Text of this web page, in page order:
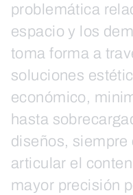
problemática
espacio y los
toma forma a
soluciones
económico,
hasta
diseños, siempre
articular el
mayor precisión